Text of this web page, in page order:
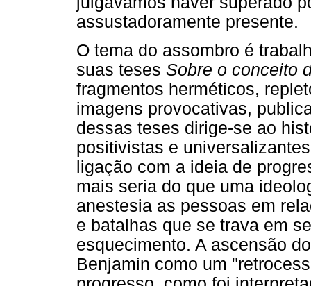
assustadoramente presente.
O tema do assombro é
suas teses Sobre o conceito
fragmentos herméticos,
imagens provocativas,
dessas teses dirige-se ao
positivistas e
ligação com a ideia de
mais seria do que uma
anestesia as pessoas em
e batalhas que se trava em
esquecimento. A ascensão
Benjamin como um